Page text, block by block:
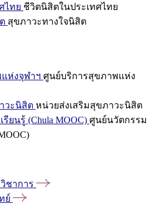
ไทย ชีวิตนิสิตในประเทศไทย
สุขภาวะทางใจนิสิต
ห่งจุฬาฯ ศูนย์บริการสุขภาพแห่ง
วะนิสิต หน่วยส่งเสริมสุขภาวะนิสิต
ยนรู้ (Chula MOOC) ศูนย์นวัตกรรม
ชาการ
ย์